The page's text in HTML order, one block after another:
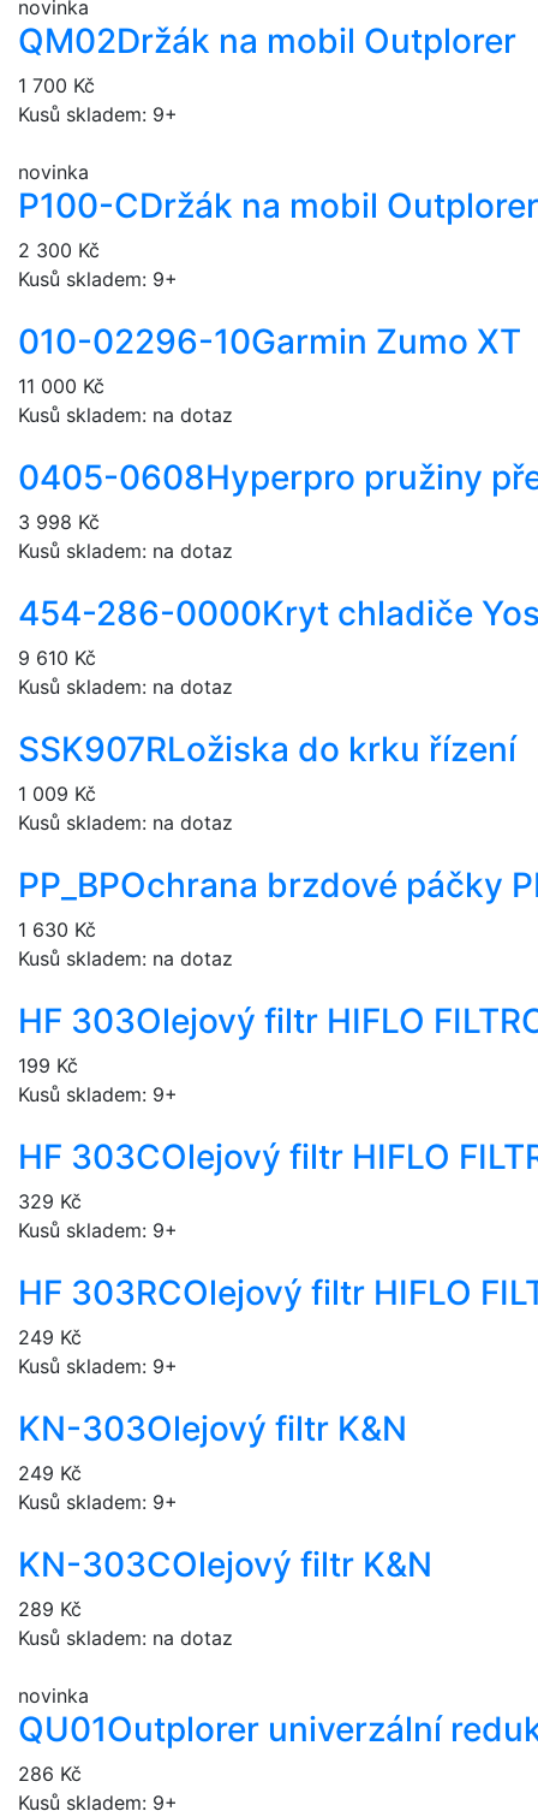
novinka
QM02Držák na mobil Outplorer
1 700 Kč
Kusů skladem: 9+
novinka
P100-CDržák na mobil
2 300 Kč
Kusů skladem: 9+
010-02296-10Garmin Zumo XT
11 000 Kč
Kusů skladem: na dotaz
0405-0608Hyperpro pružiny
3 998 Kč
Kusů skladem: na dotaz
454-286-0000Kryt chladiče
9 610 Kč
Kusů skladem: na dotaz
SSK907RLožiska do krku řízení
1 009 Kč
Kusů skladem: na dotaz
PP_BPOchrana brzdové páčky
1 630 Kč
Kusů skladem: na dotaz
HF 303Olejový filtr HIFLO
199 Kč
Kusů skladem: 9+
HF 303COlejový filtr HIFLO
329 Kč
Kusů skladem: 9+
HF 303RCOlejový filtr HIFLO
249 Kč
Kusů skladem: 9+
KN-303Olejový filtr K&N
249 Kč
Kusů skladem: 9+
KN-303COlejový filtr K&N
289 Kč
Kusů skladem: na dotaz
novinka
QU01Outplorer univerzální
286 Kč
Kusů skladem: 9+